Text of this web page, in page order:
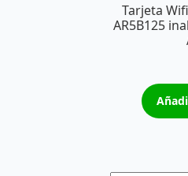
Tarjeta
AR5B125